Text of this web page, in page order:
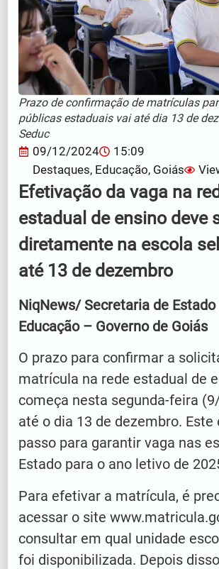
Prazo de confirmação de matrículas
públicas estaduais vai até dia 13 de
Seduc
09/12/2024
15:09
Destaques, Educação, Goiás
Efetivação da vaga na
estadual de ensino deve
diretamente na escola
até 13 de dezembro
NiqNews/ Secretaria de Estado
Educação – Governo de Goiás
O prazo para confirmar a
matrícula na rede estadual de
começa nesta segunda-feira
até o dia 13 de dezembro. Este
passo para garantir vaga nas
Estado para o ano letivo de
Para efetivar a matrícula, é
acessar o site
consultar em qual unidade
foi disponibilizada. Depois